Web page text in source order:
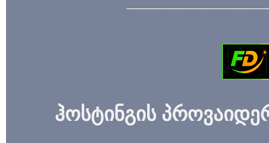
ჰოსტინგის